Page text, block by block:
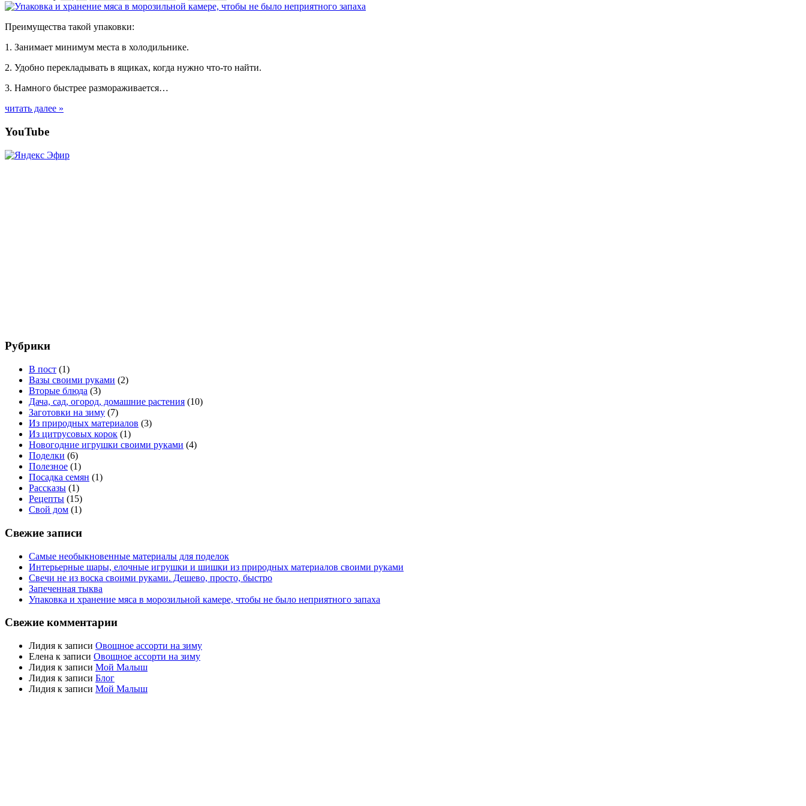
Преимущества такой упаковки:
1. Занимает минимум места в холодильнике.
2. Удобно перекладывать в ящиках, когда нужно что-то найти.
3. Намного быстрее размораживается…
читать далее »
Posts
YouTube
Рубрики
В пост (1)
Вазы своими руками (2)
Вторые блюда (3)
Дача, сад, огород, домашние растения (10)
Заготовки на зиму (7)
Из природных материалов (3)
Из цитрусовых корок (1)
Новогодние игрушки своими руками (4)
Поделки (6)
Полезное (1)
Посадка семян (1)
Рассказы (1)
Рецепты (15)
Свой дом (1)
Свежие записи
Самые необыкновенные материалы для поделок
Интерьерные шары, елочные игрушки и шишки из природных материалов своими руками
Свечи не из воска своими руками. Дешево, просто, быстро
Запеченная тыква
Упаковка и хранение мяса в морозильной камере, чтобы не было неприятного запаха
Свежие комментарии
Лидия к записи Овощное ассорти на зиму
Елена к записи Овощное ассорти на зиму
Лидия к записи Мой Малыш
Лидия к записи Блог
Лидия к записи Мой Малыш